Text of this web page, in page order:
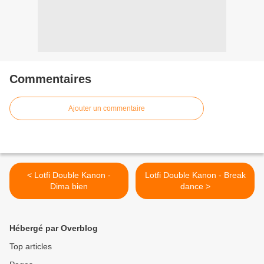
Commentaires
Ajouter un commentaire
< Lotfi Double Kanon -
Dima bien
Lotfi Double Kanon - Break
dance >
Hébergé par Overblog
Top articles